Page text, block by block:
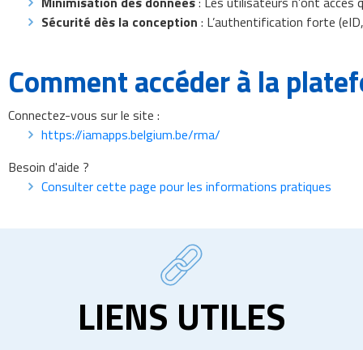
Sécurité dès la conception : L’authentification forte
Comment accéder à la
Connectez-vous sur le site :
https://iamapps.belgium.be/rma/
Besoin d'aide ?
Consulter cette page pour les informations pratiques
LIENS UTILES